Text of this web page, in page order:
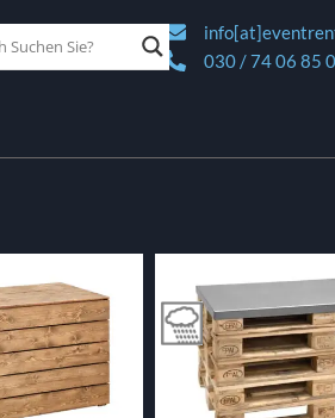
030 / 74 06 85 0